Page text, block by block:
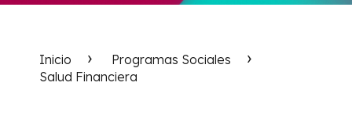
Inicio
Programas Sociales
Salud Financiera